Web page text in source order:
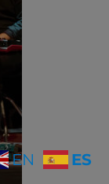
EN ES